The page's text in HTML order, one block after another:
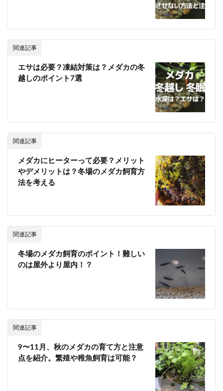
関連記事
エサは必要？凍結対策は？メダカの冬
越しのポイント7選
関連記事
メダカにヒーターって必要？メリット
やデメリットは？冬場のメダカ飼育方
法を考える
関連記事
冬場のメダカ飼育のポイント！難しい
のは屋外より屋内！？
関連記事
9〜11月、秋のメダカの育て方と注意
点を紹介。繁殖や稚魚飼育は可能？